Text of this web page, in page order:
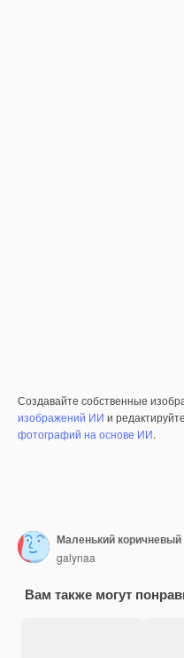
Создавайте собственные
изображений ИИ и
фотографий на основе ИИ.
Маленький коричневый
galynaa
Вам также могут